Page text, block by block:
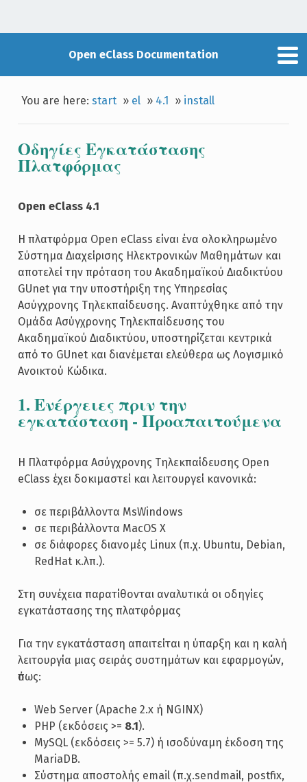
Open eClass Documentation
You are here:start » el » 4.1 » install
Οδηγίες Εγκατάστασης
Πλατφόρμας
Open eClass 4.1
Η πλατφόρμα Open eClass είναι ένα ολοκληρωμένο
Σύστημα Διαχείρισης Ηλεκτρονικών Μαθημάτων και
αποτελεί την πρόταση του Ακαδημαϊκού Διαδικτύου
GUnet για την υποστήριξη της Υπηρεσίας
Ασύγχρονης Τηλεκπαίδευσης. Αναπτύχθηκε από την
Ομάδα Ασύγχρονης Τηλεκπαίδευσης του
Ακαδημαϊκού Διαδικτύου, υποστηρίζεται κεντρικά
από το GUnet και διανέμεται ελεύθερα ως Λογισμικό
Ανοικτού Κώδικα.
1. Ενέργειες πριν την
εγκατάσταση - Προαπαιτούμενα
Η Πλατφόρμα Ασύγχρονης Τηλεκπαίδευσης Open
eClass έχει δοκιμαστεί και λειτουργεί κανονικά:
σε περιβάλλοντα MsWindows
σε περιβάλλοντα MacOS X
σε διάφορες διανομές Linux (π.χ. Ubuntu, Debian,
RedHat κ.λπ.).
Στη συνέχεια παρατίθονται αναλυτικά οι οδηγίες
εγκατάστασης της πλατφόρμας
Για την εγκατάσταση απαιτείται η ύπαρξη και η καλή
λειτουργία μιας σειράς συστημάτων και εφαρμογών,
ὀπως:
Web Server (Apache 2.x ή NGINX)
PHP (εκδόσεις >= 8.1).
MySQL (εκδόσεις >= 5.7) ή ισοδύναμη έκδοση της
MariaDB.
Σύστημα αποστολής email (π.χ.sendmail, postfix,